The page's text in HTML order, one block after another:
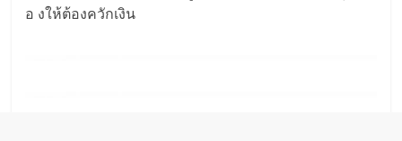
อ งให้ต้องควักเงิน